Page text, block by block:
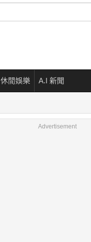
休閒娛樂 A.I 新聞
Advertisement